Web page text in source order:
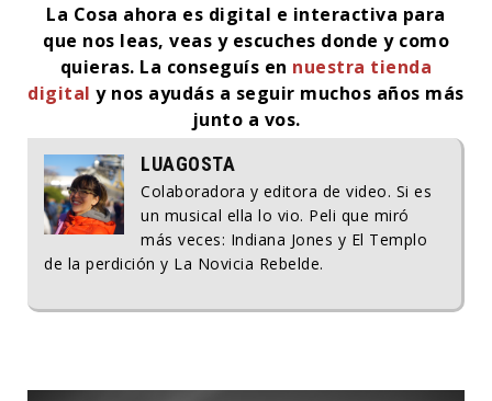
La Cosa ahora es digital e interactiva para
que nos leas, veas y escuches donde y como
quieras. La conseguís en nuestra tienda
digital y nos ayudás a seguir muchos años más
junto a vos.
LUAGOSTA
Colaboradora y editora de video. Si es
un musical ella lo vio. Peli que miró
más veces: Indiana Jones y El Templo
de la perdición y La Novicia Rebelde.